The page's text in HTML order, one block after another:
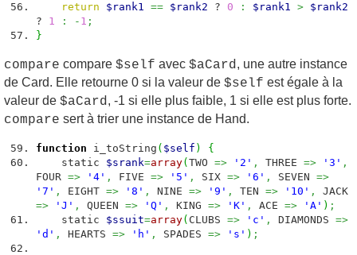
return $rank1 == $rank2 ? 0 : $rank1 > $rank2
? 1 : - 1 ;
}
compare compare $self avec $aCard, une autre instance
de Card. Elle retourne 0 si la valeur de $self est égale à la
valeur de $aCard, -1 si elle plus faible, 1 si elle est plus forte.
compare sert à trier une instance de Hand.
function i_toString ( $self )
{
static $srank=array( TWO => '2' , THREE => '3' ,
FOUR => '4' , FIVE => '5' , SIX => '6' , SEVEN =>
'7' , EIGHT => '8' , NINE => '9' , TEN => '10' ,
JACK
=>
'J' , QUEEN => 'Q' , KING => 'K' , ACE => 'A' ) ;
static $ssuit=array( CLUBS => 'c' , DIAMONDS =>
'd' , HEARTS => 'h' , SPADES => 's' ) ;